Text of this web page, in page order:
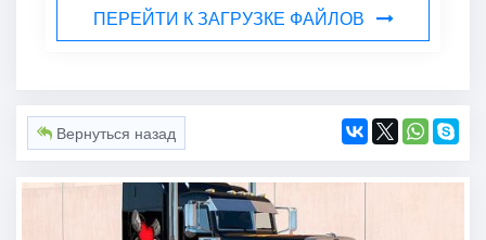
ПЕРЕЙТИ К ЗАГРУЗКЕ ФАЙЛОВ
Вернуться назад